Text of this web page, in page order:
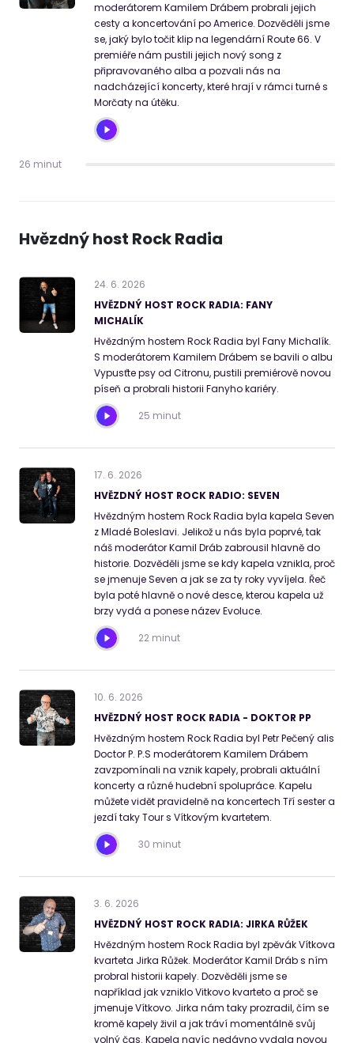
moderátorem Kamilem Drábem probrali jejich
cesty a koncertování po Americe. Dozvěděli jsme
se, jaký bylo točit klip na legendární Route 66. V
premiéře nám pustili jejich nový song z
připravovaného alba a pozvali nás na
nadcházející koncerty, které hrají v rámci turné s
Morčaty na útěku.
26 minut
Hvězdný host Rock Radia
24. 6. 2026
HVĚZDNÝ HOST ROCK RADIA: FANY
MICHALÍK
Hvězdným hostem Rock Radia byl Fany Michalík.
S moderátorem Kamilem Drábem se bavili o albu
Vypusťte psy od Citronu, pustili premiérově novou
píseň a probrali historii Fanyho kariéry.
25 minut
17. 6. 2026
HVĚZDNÝ HOST ROCK RADIO: SEVEN
Hvězdným hostem Rock Radia byla kapela Seven
z Mladé Boleslavi. Jelikož u nás byla poprvé, tak
náš moderátor Kamil Dráb zabrousil hlavně do
historie. Dozvěděli jsme se kdy kapela vznikla, proč
se jmenuje Seven a jak se za ty roky vyvíjela. Řeč
byla poté hlavně o nové desce, kterou kapela už
brzy vydá a ponese název Evoluce.
22 minut
10. 6. 2026
HVĚZDNÝ HOST ROCK RADIA - DOKTOR PP
Hvězdným hostem Rock Radia byl Petr Pečený alis
Doctor P. P.S moderátorem Kamilem Drábem
zavzpomínali na vznik kapely, probrali aktuální
koncerty a různé hudební spolupráce. Kapelu
můžete vidět pravidelně na koncertech Tří sester a
jezdí taky Tour s Vítkovým kvartetem.
30 minut
3. 6. 2026
HVĚZDNÝ HOST ROCK RADIA: JIRKA RŮŽEK
Hvězdným hostem Rock Radia byl zpěvák Vítkova
kvarteta Jirka Růžek. Moderátor Kamil Dráb s ním
probral historii kapely. Dozvěděli jsme se
například jak vzniklo Vitkovo kvarteto a proč se
jmenuje Vítkovo. Jirka nám taky prozradil, čím se
kromě kapely živil a jak tráví momentálně svůj
volný čas. Kapela navíc nedávno vydala novou